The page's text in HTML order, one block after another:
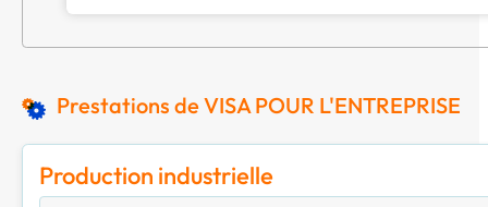
Prestations de VISA POUR L'ENTREPRISE
Production industrielle